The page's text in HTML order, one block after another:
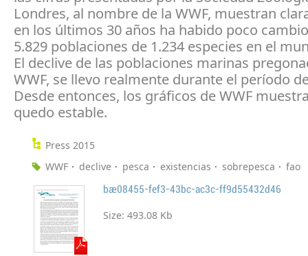
Londres, al nombre de la WWF, muestran
en los últimos 30 años ha habido poco
5.829 poblaciones de 1.234 especies en el
El declive de las poblaciones marinas
WWF, se llevo realmente durante el período
Desde entonces, los gráficos de WWF
quedo estable.
Press 2015
WWF
declive pesca existencias sobrepesca fao
bae08455-fef3-43bc-ac3c-ff9d55432d46
Size: 493.08 Kb